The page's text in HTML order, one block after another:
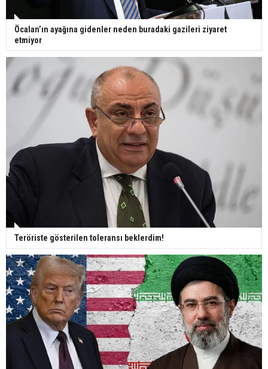
Öcalan’ın ayağına gidenler neden buradaki gazileri ziyaret
etmiyor
Teröriste gösterilen toleransı beklerdim!